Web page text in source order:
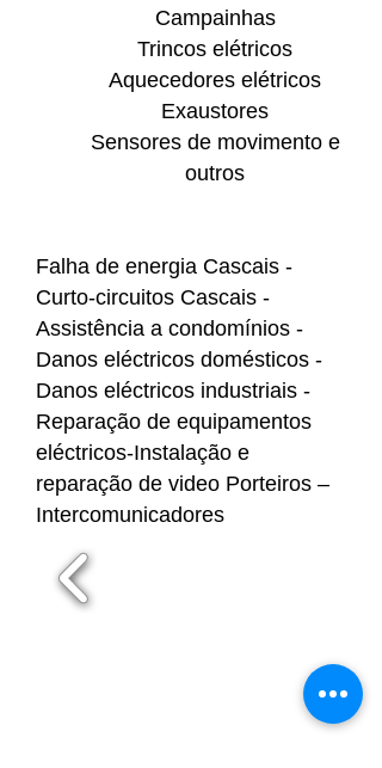
Campainhas
Trincos elétricos
Aquecedores elétricos
Exaustores
Sensores de movimento e
outros
Falha de energia Cascais -
Curto-circuitos Cascais -
Assistência a condomínios -
Danos eléctricos domésticos -
Danos eléctricos industriais -
Reparação de equipamentos
eléctricos-Instalação e
reparação de video Porteiros –
Intercomunicadores